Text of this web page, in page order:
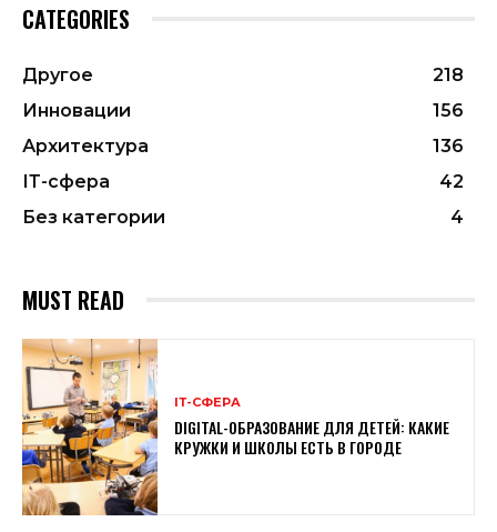
CATEGORIES
Другое
218
Инновации
156
Архитектура
136
ІТ-сфера
42
Без категории
4
MUST READ
ІТ-СФЕРА
DIGITAL-ОБРАЗОВАНИЕ ДЛЯ ДЕТЕЙ: КАКИЕ
КРУЖКИ И ШКОЛЫ ЕСТЬ В ГОРОДЕ